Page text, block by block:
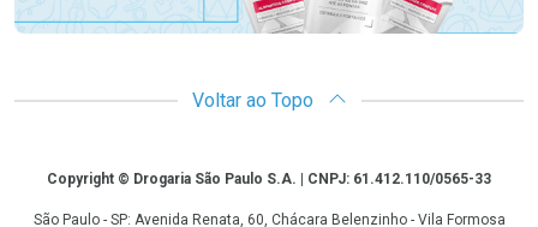
Voltar ao Topo
CopyrightCopyright © Drogaria São Paulo S.A. | CNPJ: 61.412.110/0565-33
São Paulo - SP: Avenida Renata, 60, Chácara Belenzinho - Vila Formosa